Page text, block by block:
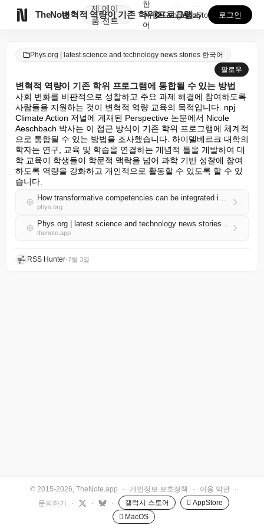
TheNote
제
품
에이
전트
변혁적 역량이 기존 학위 프로그램에 통합될 수 있는 방...
한
국
어
GooglePlay
AppStore 로그인
Phys.org | latest science and technology news stories 한국어
팔로우
변혁적 역량이 기존 학위 프로그램에 통합될 수 있는 방법
사회 변화를 비판적으로 성찰하고 주요 과제 해결에 참여하도록
사람들을 지원하는 것이 변혁적 역량 교육의 목적입니다. npj
Climate Action 저널에 게재된 Perspective 논문에서 Nicole
Aeschbach 박사는 이 접근 방식이 기존 학위 프로그램에 체계적
으로 통합될 수 있는 방법을 조사했습니다. 하이델베르크 대학의
학자는 연구, 교육 및 학습을 연결하는 개념적 틀을 개발하여 대
학 교육이 학생들이 학문적 맥락을 넘어 과학 기반 성찰에 참여
하도록 역량을 강화하고 개인적으로 활동할 수 있도록 할 수 있
습니다.
How transformative competencies can be integrated into existing degree programs
phys.org
Phys.org | latest science and technology news stories 한국어 RSS
thenote.app
RSS Hunter•7월 3일
© 2015-2026, TheNote.app · 개인정보 보호정책 · 이용 약관
·
문의하기
· · · 갤럭시 스토어
 AppStore
 MacOS